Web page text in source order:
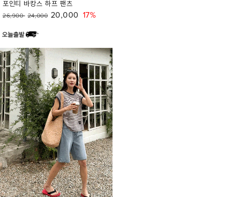
포인티 바캉스 하프 팬츠
26,900 24,000 20,000 17%